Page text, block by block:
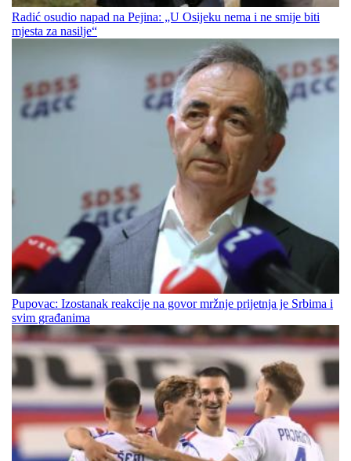
Radić osudio napad na Pejina: „U Osijeku nema i ne smije biti
mjesta za nasilje“
Pupovac: Izostanak reakcije na govor mržnje prijetnja je Srbima i
svim građanima